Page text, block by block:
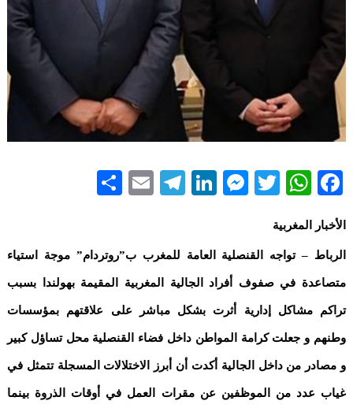
Facebook
WhatsApp
Twitter
Messenger
LinkedIn
Telegram
Email
الأخبار المغربية
الرباط – تواجه القنصلية العامة للمغرب ب”روتردام” موجة استياء
متصاعدة في صفوف أفراد الجالية المغربية المقيمة بهولندا بسبب
تراكم مشاكل إدارية أثرت بشكل مباشر على علاقتهم بمؤسسات
وطنهم و جعلت كرامة المواطن داخل فضاء القنصلية محل تساؤل كبير
و مصادر من داخل الجالية أكدت أن أبرز الاختلالات المسجلة تتمثل في
غياب عدد من الموظفين عن مقرات العمل في أوقات الذروة بينما